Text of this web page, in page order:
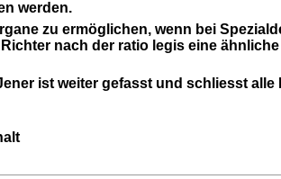
werden.
zu ermöglichen, wenn bei
nach der ratio legis eine
ist weiter gefasst und schliesst alle